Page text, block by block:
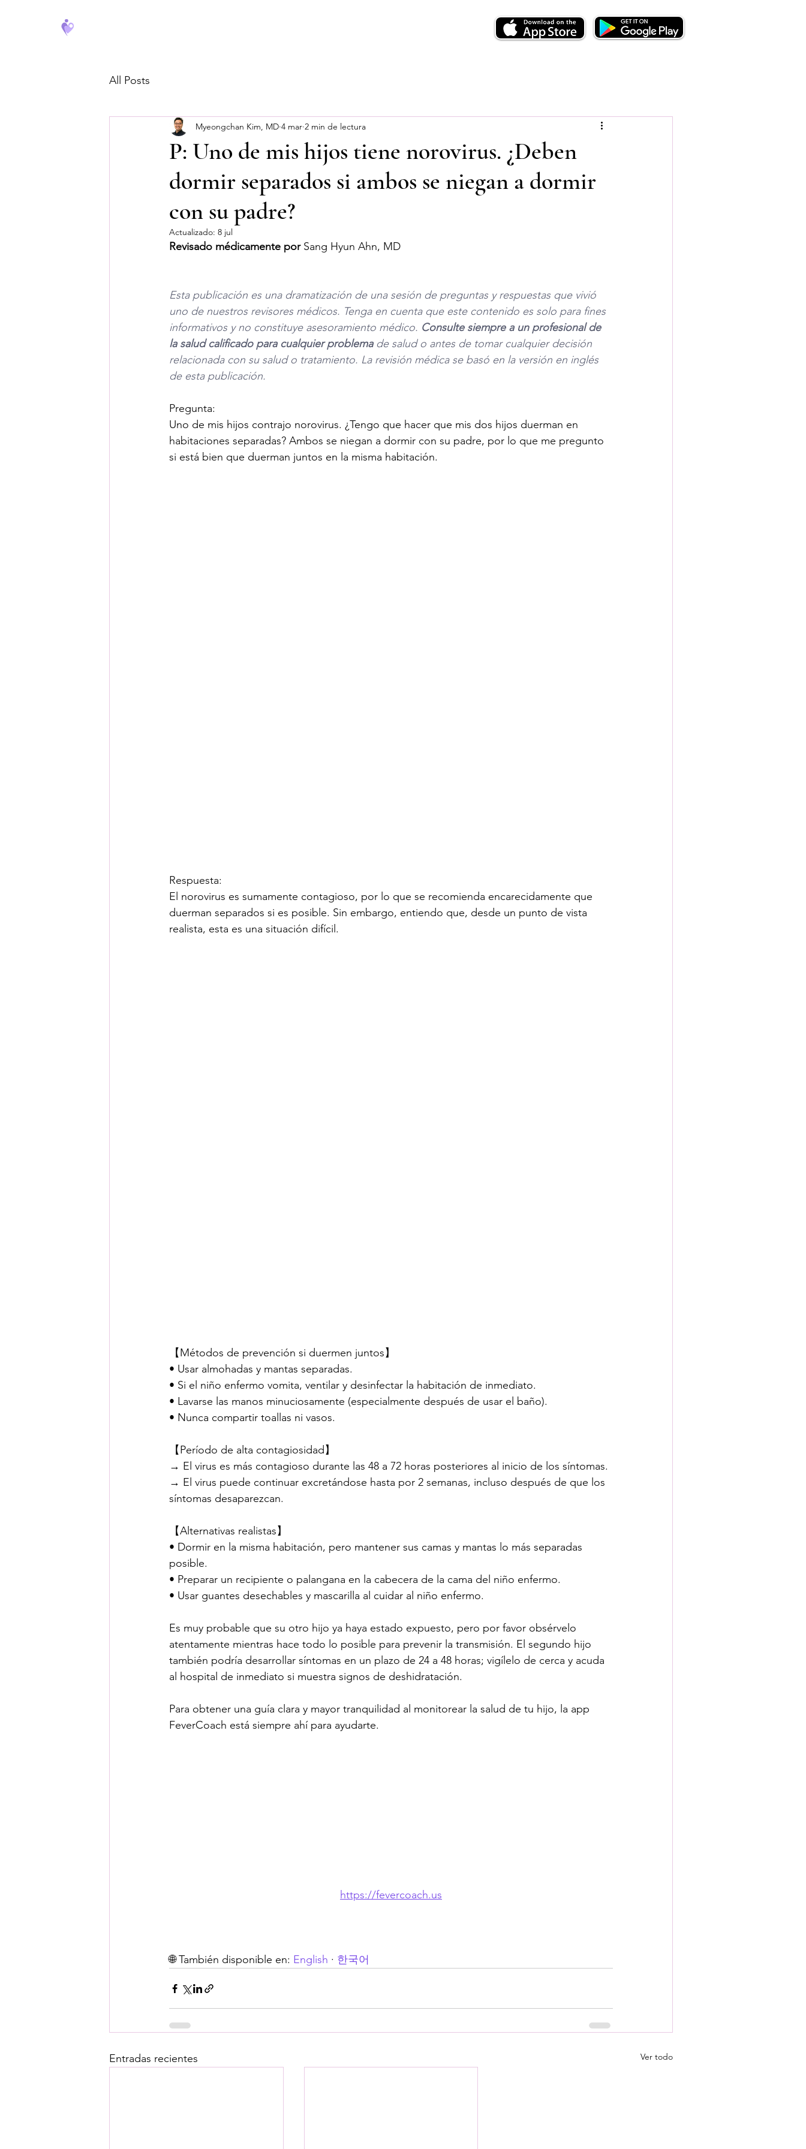
All Posts
P: Uno de mis hijos tiene norovirus. ¿Deben
dormir separados si ambos se niegan a dormir
con su padre?
Myeongchan Kim, MD 4 mar 2 min de lectura
Actualizado: 8 jul
Revisado médicamente por Sang Hyun Ahn, MD
Esta publicación es una dramatización de una sesión de preguntas y respuestas que vivió
uno de nuestros revisores médicos. Tenga en cuenta que este contenido es solo para fines
informativos y no constituye asesoramiento médico. Consulte siempre a un profesional de
la salud calificado para cualquier problema de salud o antes de tomar cualquier decisión
relacionada con su salud o tratamiento. La revisión médica se basó en la versión en inglés
de esta publicación.
Pregunta:
Uno de mis hijos contrajo norovirus. ¿Tengo que hacer que mis dos hijos duerman en
habitaciones separadas? Ambos se niegan a dormir con su padre, por lo que me pregunto
si está bien que duerman juntos en la misma habitación.
Respuesta:
El norovirus es sumamente contagioso, por lo que se recomienda encarecidamente que
duerman separados si es posible. Sin embargo, entiendo que, desde un punto de vista
realista, esta es una situación difícil.
【Métodos de prevención si duermen juntos】
• Usar almohadas y mantas separadas.
• Si el niño enfermo vomita, ventilar y desinfectar la habitación de inmediato.
• Lavarse las manos minuciosamente (especialmente después de usar el baño).
• Nunca compartir toallas ni vasos.
【Período de alta contagiosidad】
→ El virus es más contagioso durante las 48 a 72 horas posteriores al inicio de los síntomas.
→ El virus puede continuar excretándose hasta por 2 semanas, incluso después de que los
síntomas desaparezcan.
【Alternativas realistas】
• Dormir en la misma habitación, pero mantener sus camas y mantas lo más separadas
posible.
• Preparar un recipiente o palangana en la cabecera de la cama del niño enfermo.
• Usar guantes desechables y mascarilla al cuidar al niño enfermo.
Es muy probable que su otro hijo ya haya estado expuesto, pero por favor obsérvelo
atentamente mientras hace todo lo posible para prevenir la transmisión. El segundo hijo
también podría desarrollar síntomas en un plazo de 24 a 48 horas; vigílelo de cerca y acuda
al hospital de inmediato si muestra signos de deshidratación.
Para obtener una guía clara y mayor tranquilidad al monitorear la salud de tu hijo, la app
FeverCoach está siempre ahí para ayudarte.
https://fevercoach.us
🌐 También disponible en: English · 한국어
Entradas recientes Ver todo